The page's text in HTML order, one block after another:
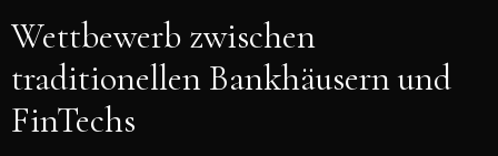
Wettbewerb zwischen
traditionellen Bankhäusern und
FinTechs